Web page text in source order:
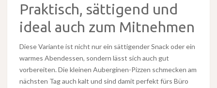
Praktisch, sättigend und
ideal auch zum Mitnehmen
Diese Variante ist nicht nur ein sättigender Snack oder ein
warmes Abendessen, sondern lässt sich auch gut
vorbereiten. Die kleinen Auberginen-Pizzen schmecken am
nächsten Tag auch kalt und sind damit perfekt fürs Büro